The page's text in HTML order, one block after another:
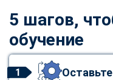
5 шагов,
обучение
1